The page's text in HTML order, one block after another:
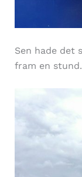
Sen hade det
fram en stund.